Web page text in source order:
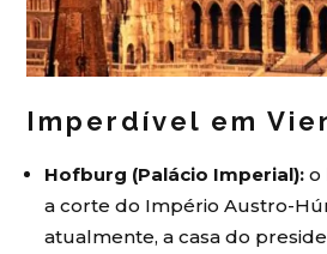
Imperdível em
Hofburg (Palácio Imperial): o
a corte do Império Austro-
atualmente, a casa do